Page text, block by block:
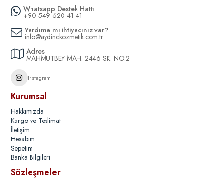
Whatsapp Destek Hattı
+90 549 620 41 41
Yardıma mı ihtiyacınız var?
info@aydinckozmetik.com.tr
Adres
MAHMUTBEY MAH. 2446 SK. NO:2
Instagram
Kurumsal
Hakkımızda
Kargo ve Teslimat
İletişim
Hesabım
Sepetim
Banka Bilgileri
Sözleşmeler